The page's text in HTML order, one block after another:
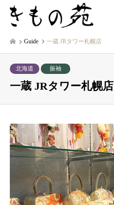
Guide 一蔵 JRタワー札幌店
北海道 振袖
一蔵 JRタワー札幌店